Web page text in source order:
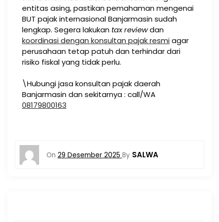
entitas asing, pastikan pemahaman mengenai
BUT pajak internasional Banjarmasin sudah
lengkap. Segera lakukan tax reviewdan
koordinasi dengan konsultan pajak resmiagar
perusahaan tetap patuh dan terhindar dari
risiko fiskal yang tidak perlu.
\Hubungi jasa konsultan pajak daerah
Banjarmasin dan sekitarnya : call/WA
08179800163
On 29 Desember 2025 By SALWA